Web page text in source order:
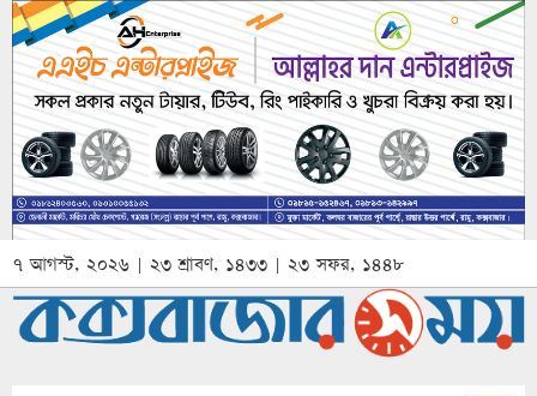
৭ আগস্ট, ২০২৬ | ২৩ শ্রাবণ, ১৪৩৩ | ২৩ সফর, ১৪৪৮